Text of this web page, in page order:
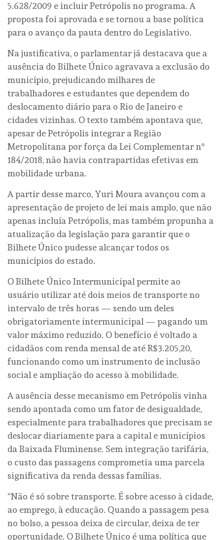
5.628/2009 e incluir Petrópolis no programa. A
proposta foi aprovada e se tornou a base política
para o avanço da pauta dentro do Legislativo.
Na justificativa, o parlamentar já destacava que a
ausência do Bilhete Único agravava a exclusão do
município, prejudicando milhares de
trabalhadores e estudantes que dependem do
deslocamento diário para o Rio de Janeiro e
cidades vizinhas. O texto também apontava que,
apesar de Petrópolis integrar a Região
Metropolitana por força da Lei Complementar nº
184/2018, não havia contrapartidas efetivas em
mobilidade urbana.
A partir desse marco, Yuri Moura avançou com a
apresentação de projeto de lei mais amplo, que não
apenas incluía Petrópolis, mas também propunha a
atualização da legislação para garantir que o
Bilhete Único pudesse alcançar todos os
municípios do estado.
O Bilhete Único Intermunicipal permite ao
usuário utilizar até dois meios de transporte no
intervalo de três horas — sendo um deles
obrigatoriamente intermunicipal — pagando um
valor máximo reduzido. O benefício é voltado a
cidadãos com renda mensal de até R$3.205,20,
funcionando como um instrumento de inclusão
social e ampliação do acesso à mobilidade.
A ausência desse mecanismo em Petrópolis vinha
sendo apontada como um fator de desigualdade,
especialmente para trabalhadores que precisam se
deslocar diariamente para a capital e municípios
da Baixada Fluminense. Sem integração tarifária,
o custo das passagens comprometia uma parcela
significativa da renda dessas famílias.
“Não é só sobre transporte. É sobre acesso à cidade,
ao emprego, à educação. Quando a passagem pesa
no bolso, a pessoa deixa de circular, deixa de ter
oportunidade. O Bilhete Único é uma política que